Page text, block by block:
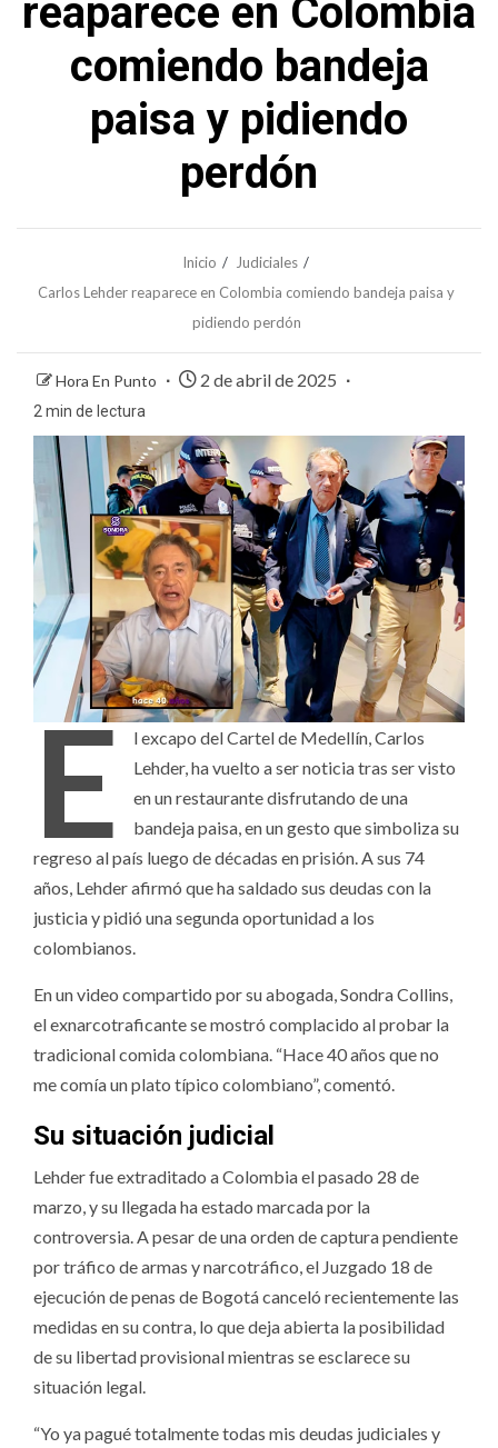
reaparece en Colombia
comiendo bandeja
paisa y pidiendo
perdón
Inicio
Judiciales
Carlos Lehder reaparece en Colombia comiendo bandeja paisa y
pidiendo perdón
Hora En Punto 2 de abril de 2025
2 min de lectura
E
l excapo del Cartel de Medellín, Carlos
Lehder, ha vuelto a ser noticia tras ser visto
en un restaurante disfrutando de una
bandeja paisa, en un gesto que simboliza su
regreso al país luego de décadas en prisión. A sus 74
años, Lehder afirmó que ha saldado sus deudas con la
justicia y pidió una segunda oportunidad a los
colombianos.
En un video compartido por su abogada, Sondra Collins,
el exnarcotraficante se mostró complacido al probar la
tradicional comida colombiana. “Hace 40 años que no
me comía un plato típico colombiano”, comentó.
Su situación judicial
Lehder fue extraditado a Colombia el pasado 28 de
marzo, y su llegada ha estado marcada por la
controversia. A pesar de una orden de captura pendiente
por tráfico de armas y narcotráfico, el Juzgado 18 de
ejecución de penas de Bogotá canceló recientemente las
medidas en su contra, lo que deja abierta la posibilidad
de su libertad provisional mientras se esclarece su
situación legal.
“Yo ya pagué totalmente todas mis deudas judiciales y